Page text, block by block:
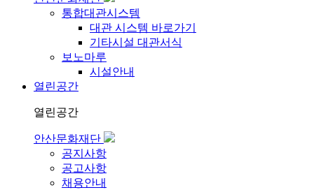
통합대관시스템
대관 시스템 바로가기
기타시설 대관서식
보노마루
시설안내
열린공간
열린공간
안산문화재단
공지사항
공고사항
채용안내